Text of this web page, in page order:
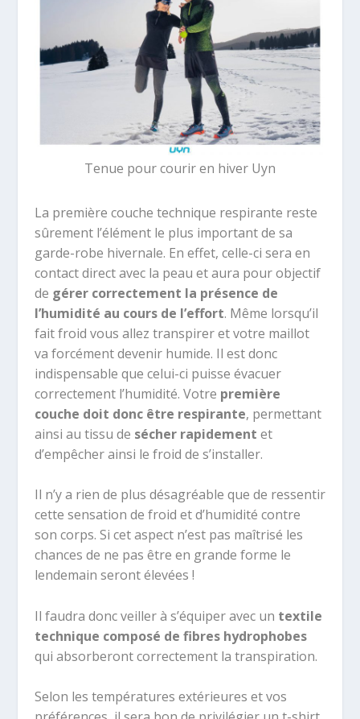
Tenue pour courir en hiver Uyn
La première couche technique respirante reste
sûrement l’élément le plus important de sa
garde-robe hivernale. En effet, celle-ci sera en
contact direct avec la peau etaura pour objectif
de gérer correctement la présence de
l’humidité au cours de l’effort. Même lorsqu’il
fait froid vous allez transpirer et votre maillot
va forcément devenir humide. Il est donc
indispensable que celui-ci puisse évacuer
correctement l’humidité. Votre première
couche doit donc être respirante, permettant
ainsi au tissu de sécher rapidement et
d’empêcher ainsi le froid de s’installer.
Il n’y a rien de plus désagréable que de ressentir
cette sensation de froid et d’humidité contre
son corps. Si cet aspect n’est pas maîtrisé les
chances de ne pas être en grande forme le
lendemain seront élevées !
Il faudra donc veiller à s’équiper avec un textile
technique composé de fibres hydrophobes
qui absorberont correctement la transpiration.
Selon les températures extérieures et vos